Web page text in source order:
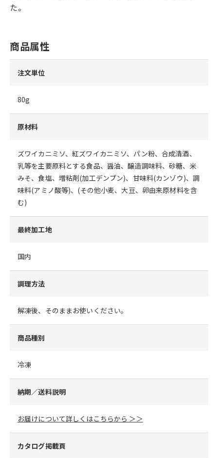
た。
商品属性
注文単位
80g
原材料
ズワイカニミソ、紅ズワイカニミソ、パン粉、合成清酒、
乳等を主要原料とする食品、醤油、醸造調味料、砂糖、米
みそ、食塩、増粘剤(加工デンプン)、甘味料(カンゾウ)、調
味料(アミノ酸等)、(その他小麦、大豆、卵由来原材料を含
む)
最終加工地
国内
調理方法
解凍後、そのままお使いください。
商品種別
冷凍
納期／送料説明
お届けについて詳しくはこちらから ＞＞
カタログ掲載頁